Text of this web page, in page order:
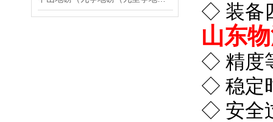
◇ 装备
山东
◇ 精度
◇ 稳定
◇ 安全